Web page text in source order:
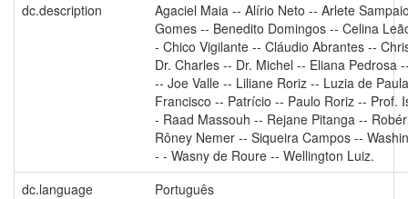
dc.description
Agaciel Maia -- Alírio Neto -- Arlete
Gomes -- Benedito Domingos -- Celina
- Chico Vigilante -- Cláudio Abrantes --
Dr. Charles -- Dr. Michel -- Eliana Pedrosa
-- Joe Valle -- Liliane Roriz -- Luzia de
Francisco -- Patrício -- Paulo Roriz -- Prof.
- Raad Massouh -- Rejane Pitanga --
Rôney Nemer -- Siqueira Campos --
- - Wasny de Roure -- Wellington Luiz.
dc.language
Português